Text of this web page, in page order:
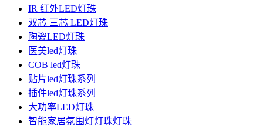
IR 红外LED灯珠
双芯 三芯 LED灯珠
陶瓷LED灯珠
医美led灯珠
COB led灯珠
贴片led灯珠系列
插件led灯珠系列
大功率LED灯珠
智能家居氛围灯灯珠灯珠